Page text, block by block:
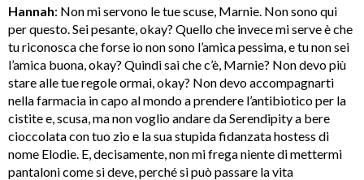
Hannah: Non mi servono le tue scuse, Marnie. Non sono qui
per questo. Sei pesante, okay? Quello che invece mi serve è che
tu riconosca che forse io non sono l’amica pessima, e tu non sei
l’amica buona, okay? Quindi sai che c’è, Marnie? Non devo più
stare alle tue regole ormai, okay? Non devo accompagnarti
nella farmacia in capo al mondo a prendere l’antibiotico per la
cistite e, scusa, ma non voglio andare da Serendipity a bere
cioccolata con tuo zio e la sua stupida fidanzata hostess di
nome Elodie. E, decisamente, non mi frega niente di mettermi
pantaloni come si deve, perché si può passare la vita